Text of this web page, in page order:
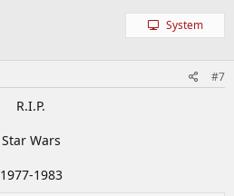
System
#7
R.I.P.
Star Wars
1977-1983​